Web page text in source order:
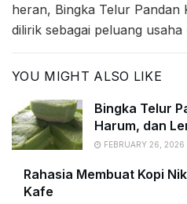
heran, Bingka Telur Pandan
dilirik sebagai peluang usaha
YOU MIGHT ALSO LIKE
Bingka Telur
Harum, dan
FEBRUARY 26, 2026
Rahasia Membuat Kopi
Kafe